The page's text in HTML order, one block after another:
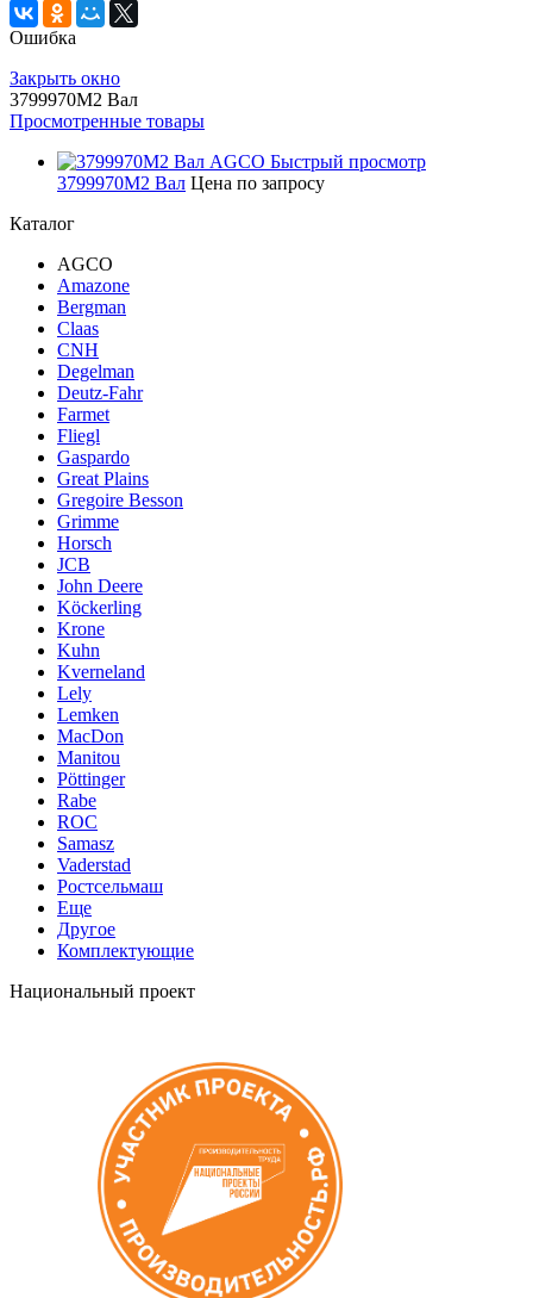
Ошибка
Закрыть окно
3799970M2 Вал
Просмотренные товары
Быстрый просмотр
3799970M2 Вал Цена по запросу
Каталог
AGCO
Amazone
Bergman
Claas
CNH
Degelman
Deutz-Fahr
Farmet
Fliegl
Gaspardo
Great Plains
Gregoire Besson
Grimme
Horsch
JCB
John Deere
Köckerling
Krone
Kuhn
Kverneland
Lely
Lemken
MacDon
Manitou
Pöttinger
Rabe
ROC
Samasz
Vaderstad
Ростсельмаш
Еще
Другое
Комплектующие
Национальный проект